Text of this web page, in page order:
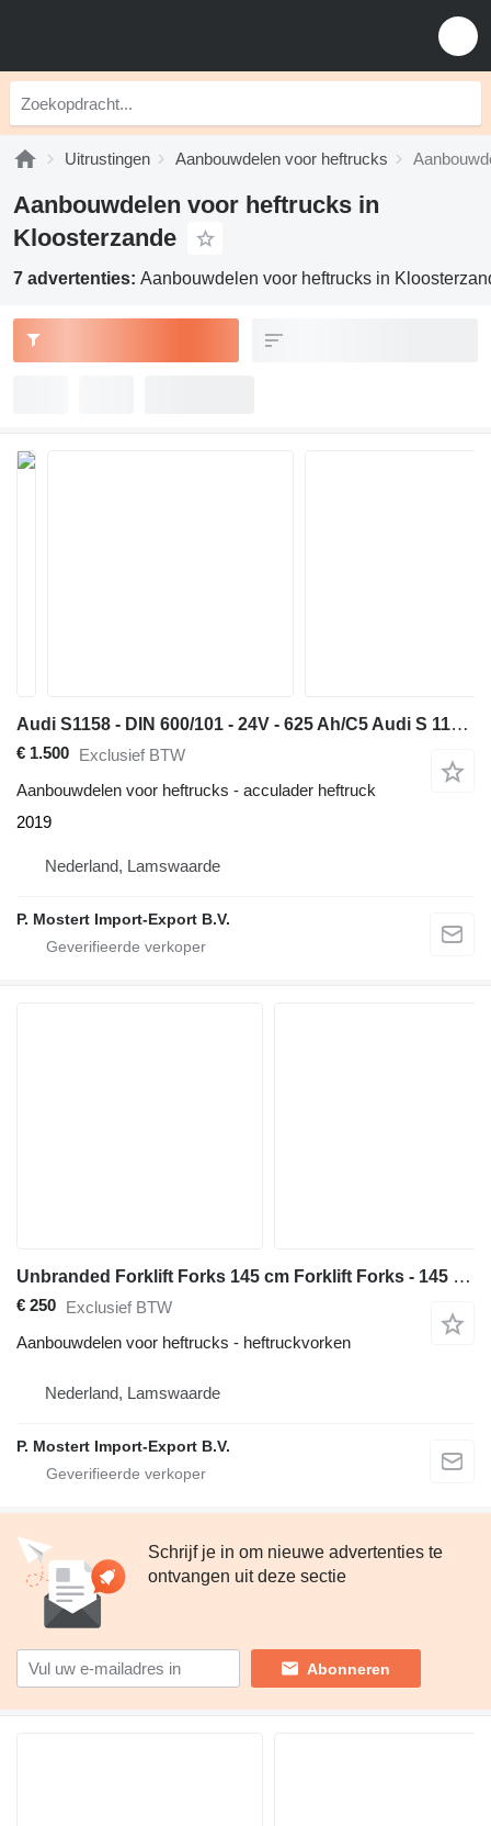
Uitrustingen Aanbouwdelen voor heftrucks
Aanbouwdelen voor heftrucks in
Kloosterzande
7 advertenties: Aanbouwdelen voor heftrucks in
Audi S1158 - DIN 600/101 - 24V - 625 Ah/C5 Audi S 1158 traction batte
€ 1.500 Exclusief BTW
Aanbouwdelen voor heftrucks - acculader heftruck
2019
Nederland, Lamswaarde
P. Mostert Import-Export B.V.
Unbranded Forklift Forks 145 cm Forklift Forks - 145 cm fork le
€ 250 Exclusief BTW
Aanbouwdelen voor heftrucks - heftruckvorken
Nederland, Lamswaarde
P. Mostert Import-Export B.V.
Schrijf je in om nieuwe advertenties te
ontvangen uit deze sectie
Abonneren